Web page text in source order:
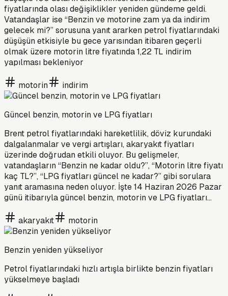
fiyatlarında olası değişiklikler yeniden gündeme geldi.
Vatandaşlar ise “Benzin ve motorine zam ya da indirim
gelecek mi?” sorusuna yanıt ararken petrol fiyatlarındaki
düşüşün etkisiyle bu gece yarısından itibaren geçerli
olmak üzere motorin litre fiyatında 1,22 TL indirim
yapılması bekleniyor
motorin indirim
Güncel benzin, motorin ve LPG fiyatları
Brent petrol fiyatlarındaki hareketlilik, döviz kurundaki
dalgalanmalar ve vergi artışları, akaryakıt fiyatları
üzerinde doğrudan etkili oluyor. Bu gelişmeler,
vatandaşların “Benzin ne kadar oldu?”, “Motorin litre fiyatı
kaç TL?”, “LPG fiyatları güncel ne kadar?” gibi sorulara
yanıt aramasına neden oluyor. İşte 14 Haziran 2026 Pazar
günü itibarıyla güncel benzin, motorin ve LPG fiyatları…
akaryakıt motorin
Benzin yeniden yükseliyor
Petrol fiyatlarındaki hızlı artışla birlikte benzin fiyatları
yükselmeye başladı